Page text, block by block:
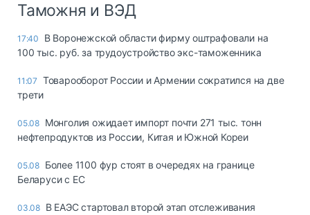
Таможня и ВЭД
17:40
В Воронежской области фирму оштрафовали на
100 тыс. руб. за трудоустройство экс-таможенника
11:07 Товарооборот России и Армении сократился на две
трети
05.08 Монголия ожидает импорт почти 271 тыс. тонн
нефтепродуктов из России, Китая и Южной Кореи
05.08 Более 1100 фур стоят в очередях на границе
Беларуси с ЕС
03.08 В ЕАЭС стартовал второй этап отслеживания